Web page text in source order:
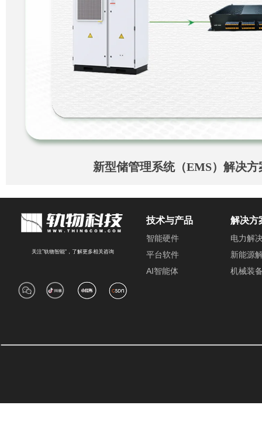
新型储管理系统（EMS）解决方
关注”轨物智能“，了解更多相关咨询
解决方
电力解
新能源
机械装
技术与产品
智能硬件
平台软件
AI智能体